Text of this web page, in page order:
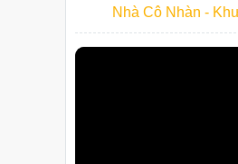
Nhà Cô Nhàn -